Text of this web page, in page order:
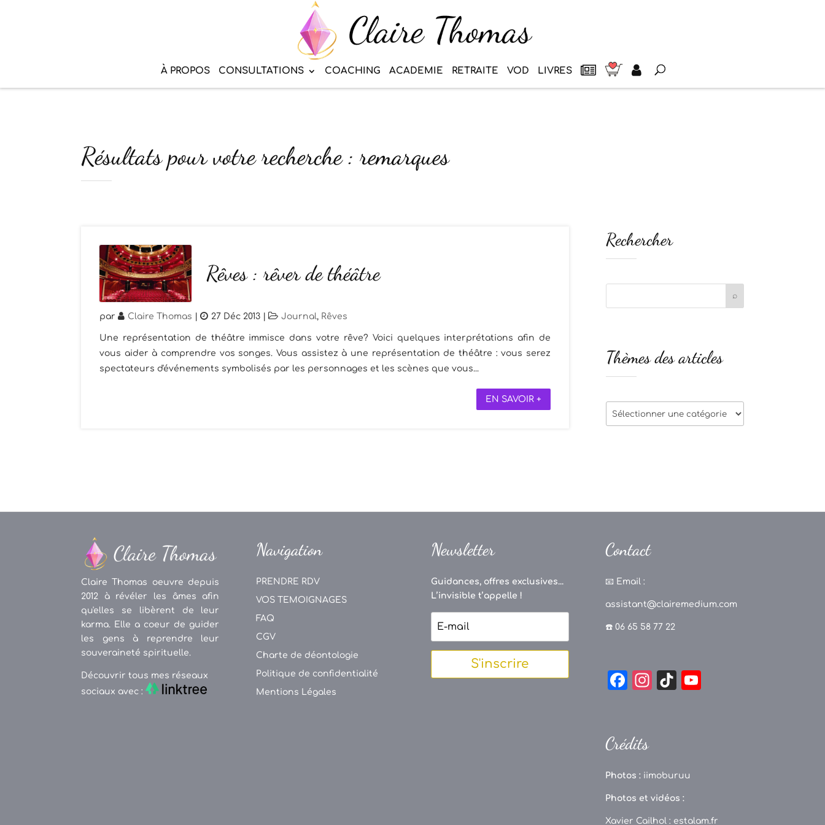
À PROPOS CONSULTATIONS COACHING ACADEMIE RETRAITE VOD LIVRES
Résultats pour votre recherche : remarques
Rêves : rêver de théâtre
par Claire Thomas 27 Déc 2013 Journal, Rêves
Une représentation de théâtre immisce dans votre rêve? Voici quelques interprétations afin de
vous aider à comprendre vos songes. Vous assistez à une représentation de théâtre : vous serez
spectateurs d'événements symbolisés par les personnages et les scènes que vous...
EN SAVOIR +
Rechercher
Thèmes des articles
Thèmes
des
Claire Thomas oeuvre depuis
2012 à révéler les âmes afin
qu'elles se libèrent de leur
karma. Elle a coeur de guider
les gens à reprendre leur
souveraineté spirituelle.
Découvrir tous mes réseaux
sociaux avec :
Navigation
PRENDRE RDV
VOS TEMOIGNAGES
FAQ
CGV
Charte de déontologie
Politique de confidentialité
Mentions Légales
Newsletter
Guidances, offres exclusives...
L’invisible t’appelle !
S'inscrire
Contact
📧 Email :
assistant@clairemedium.com
☎️ 06 65 58 77 22
F
e
o
o
k
In
a
m
Ti
C
Crédits
Photos : iimoburuu
Photos et vidéos :
Xavier Cailhol : estalam.fr